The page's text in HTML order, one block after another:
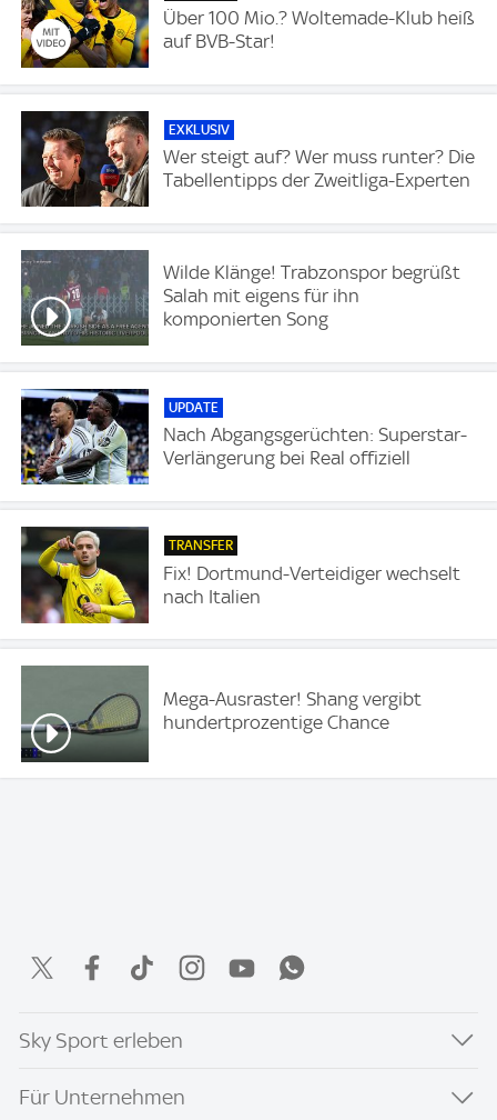
Über 100 Mio.? Woltemade-Klub heiß
auf BVB-Star!
EXKLUSIV
Wer steigt auf? Wer muss runter? Die
Tabellentipps der Zweitliga-Experten
Wilde Klänge! Trabzonspor begrüßt
Salah mit eigens für ihn
komponierten Song
UPDATE
Nach Abgangsgerüchten: Superstar-
Verlängerung bei Real offiziell
TRANSFER
Fix! Dortmund-Verteidiger wechselt
nach Italien
Mega-Ausraster! Shang vergibt
hundertprozentige Chance
Sky Sport erleben
Für Unternehmen